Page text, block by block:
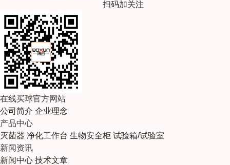
扫码加关注
在线买球官方网站
公司简介 企业理念
产品中心
灭菌器 净化工作台 生物安全柜 试验箱/试验室
新闻资讯
新闻中心 技术文章